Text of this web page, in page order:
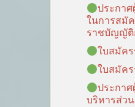
ประกา
ในการสมั
ราชบัญญัติ
ใบสมัค
ใบสมัค
ประกาศ
บริหารส่ว